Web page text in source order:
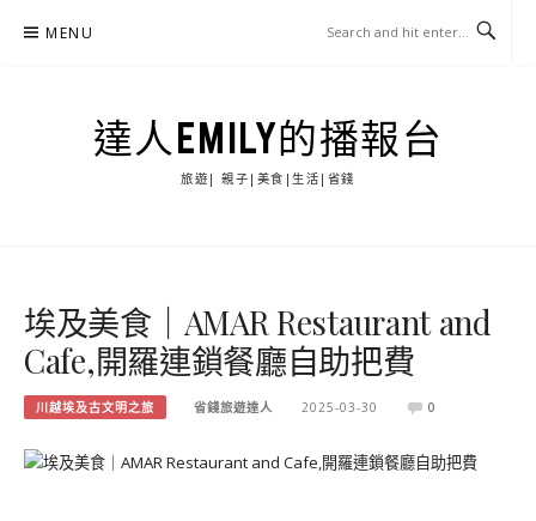
MENU
達人EMILY的播報台
旅遊| 親子|美食|生活|省錢
埃及美食｜AMAR Restaurant and
Cafe,開羅連鎖餐廳自助把費
川越埃及古文明之旅 省錢旅遊達人 2025-03-30 0